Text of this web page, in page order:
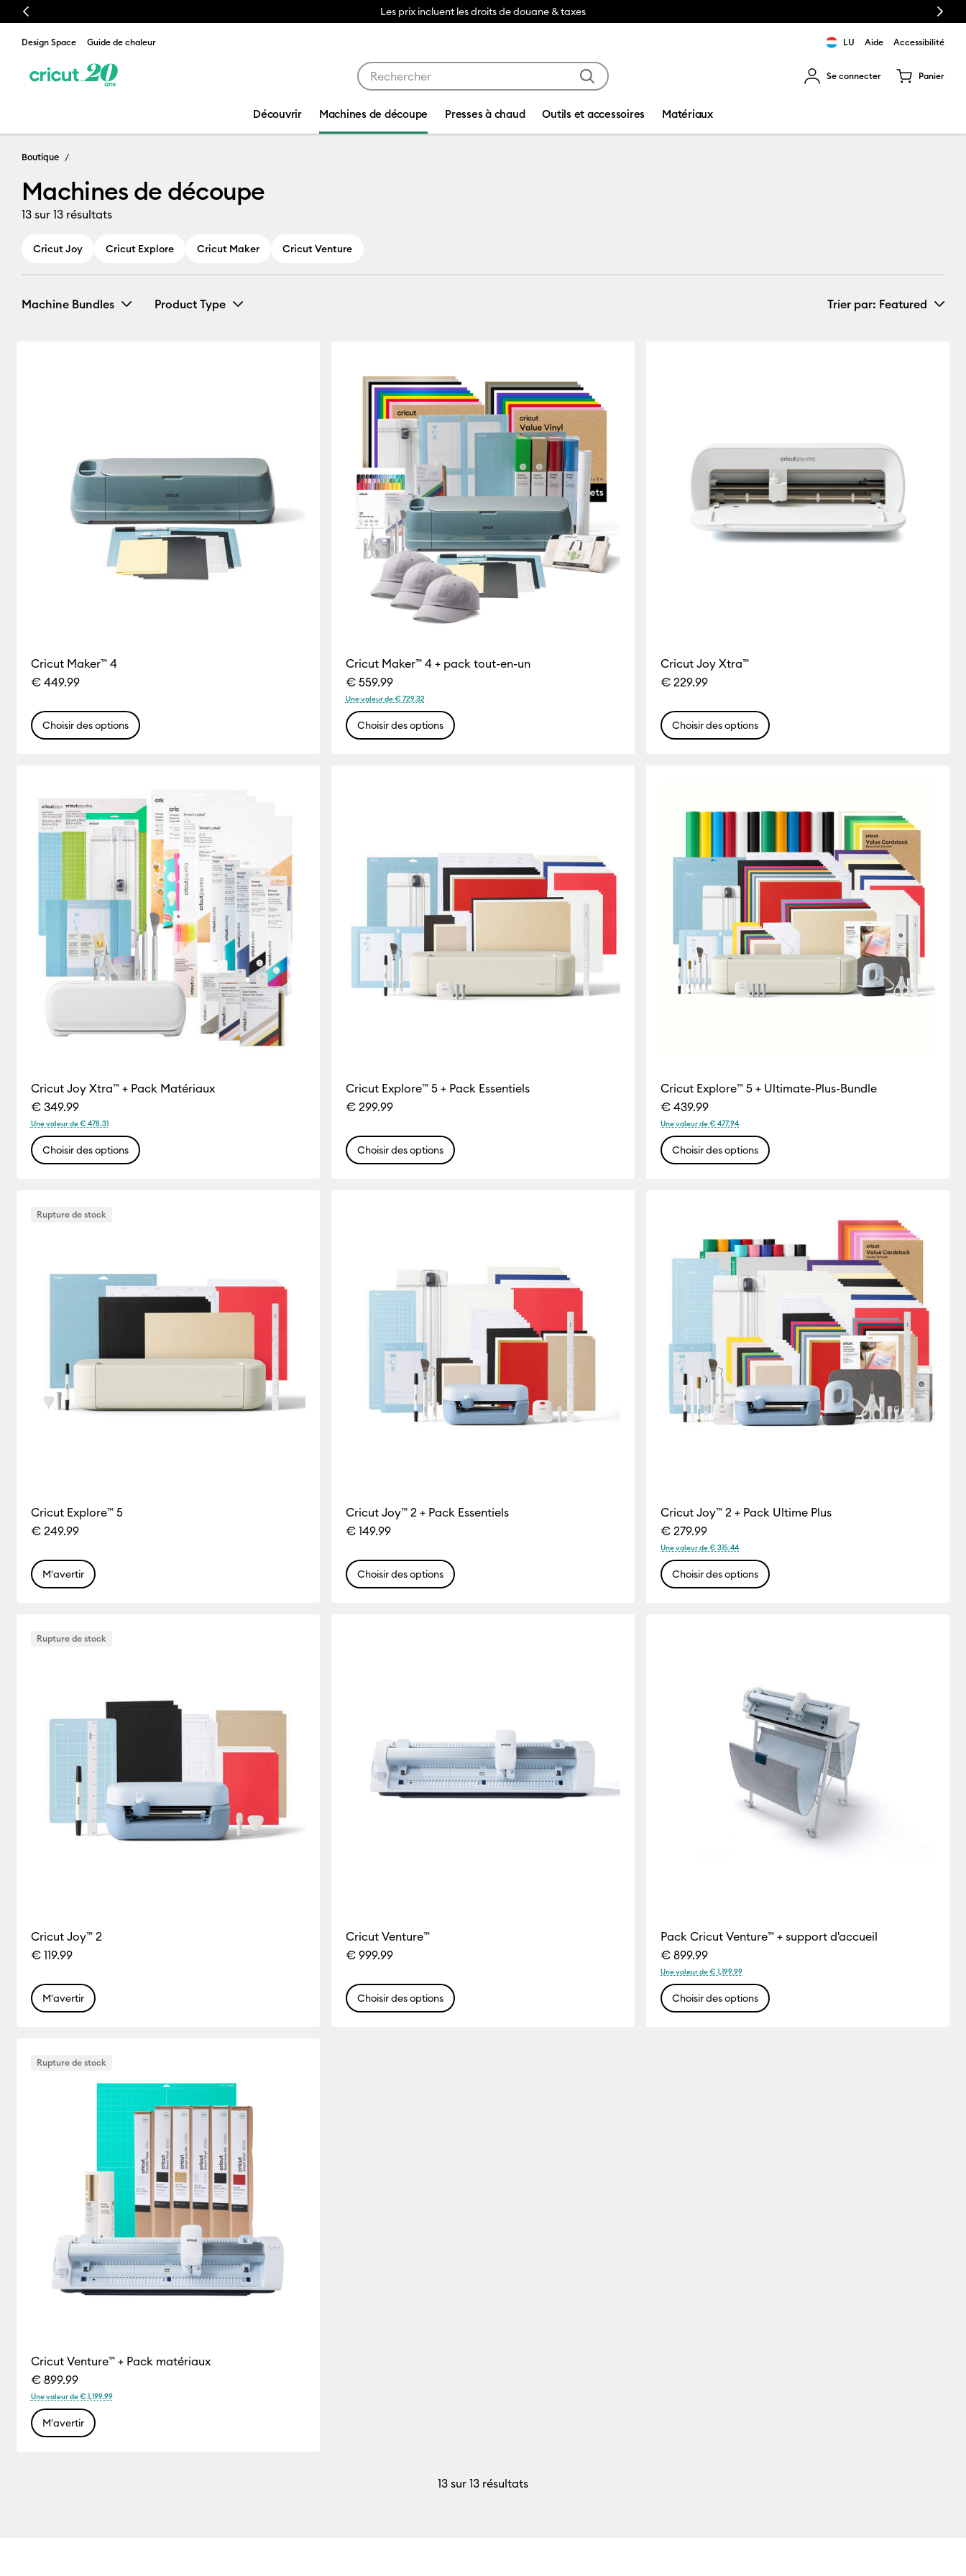
Previous Next
Design Space Guide de chaleur LU Aide Accessibilité
Se connecter Panier
Découvrir Machines de découpe Presses à chaud Outils et accessoires Matériaux
Machines de découpe
Boutique
Machines de découpe
13 sur 13 résultats
Cricut Joy Cricut Explore Cricut Maker Cricut Venture
Machine Bundles
Affiner par Machine Bundles : Joy Xtra Bundles
Venture Bundles (2)Affiner par Machine Bundles : Venture Bundles
Product Type Trier par: Featured
Price High to Low
Most Popular
Top Sellers
Cricut Maker™ 4
€ 449.99
Choisir des options
Cricut Maker™ 4 + pack tout-en-un
€ 559.99
Une valeur de € 729.32
Choisir des options
Cricut Joy Xtra™
€ 229.99
Choisir des options
Cricut Joy Xtra™ + Pack Matériaux
€ 349.99
Une valeur de € 478.31
Choisir des options
Cricut Explore™ 5 + Pack Essentiels
€ 299.99
Choisir des options
Cricut Explore™ 5 + Ultimate-Plus-Bundle
€ 439.99
Une valeur de € 477.94
Choisir des options
Rupture de stock
Cricut Explore™ 5
€ 249.99
M'avertir
Cricut Joy™ 2 + Pack Essentiels
€ 149.99
Choisir des options
Cricut Joy™ 2 + Pack Ultime Plus
€ 279.99
Une valeur de € 315.44
Choisir des options
Rupture de stock
Cricut Joy™ 2
€ 119.99
M'avertir
Cricut Venture™
€ 999.99
Choisir des options
Pack Cricut Venture™ + support d'accueil
€ 899.99
Une valeur de € 1,199.99
Choisir des options
Rupture de stock
Cricut Venture™ + Pack matériaux
€ 899.99
Une valeur de € 1,199.99
M'avertir
13sur 13 résultats